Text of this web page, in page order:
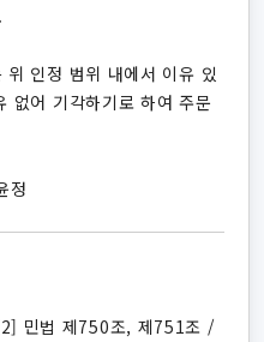
인정 범위 내에서 이유 있
없어 기각하기로 하여 주문
정
민법 제750조, 제751조 /